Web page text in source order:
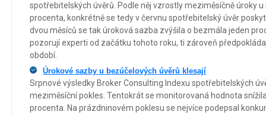
spotřebitelských úvěrů. Podle něj vzrostly meziměsíčně úroky
procenta, konkrétně se tedy v červnu spotřebitelský úvěr
dvou měsíců se tak úroková sazba zvýšila o bezmála jeden
pozorují experti od začátku tohoto roku, ti zároveň
období.
Úrokové sazby u bezúčelových úvěrů klesají
Srpnové výsledky Broker Consulting Indexu spotřebitelských
meziměsíční pokles. Tentokrát se monitorovaná hodnota
procenta. Na prázdninovém poklesu se nejvíce podepsal